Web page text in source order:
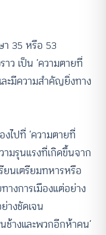
า 35 หรือ 53
ว เป็น ‘ความตายที่
ละมีความสำคัญยิ่งทาง
ไปที่ ‘ความตายที่
ามรุนแรงที่เกิดขึ้นจาก
นเตรียมทหารหรือ
งการเมืองแต่อย่าง
างชัดเจน
ช้างและพวกอีกห้าคน’